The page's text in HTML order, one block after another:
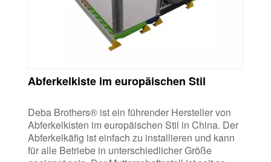
Abferkelkiste im europäischen Stil
Deba Brothers® ist ein führender Hersteller von
Abferkelkisten im europäischen Stil in China. Der
Abferkelkäfig ist einfach zu installieren und kann
für alle Betriebe in unterschiedlicher Größe